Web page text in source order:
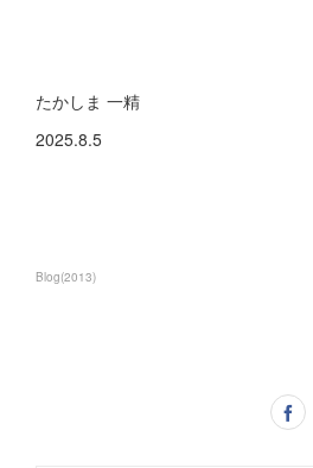
たかしま 一精
2025.8.5
Blog(2013)